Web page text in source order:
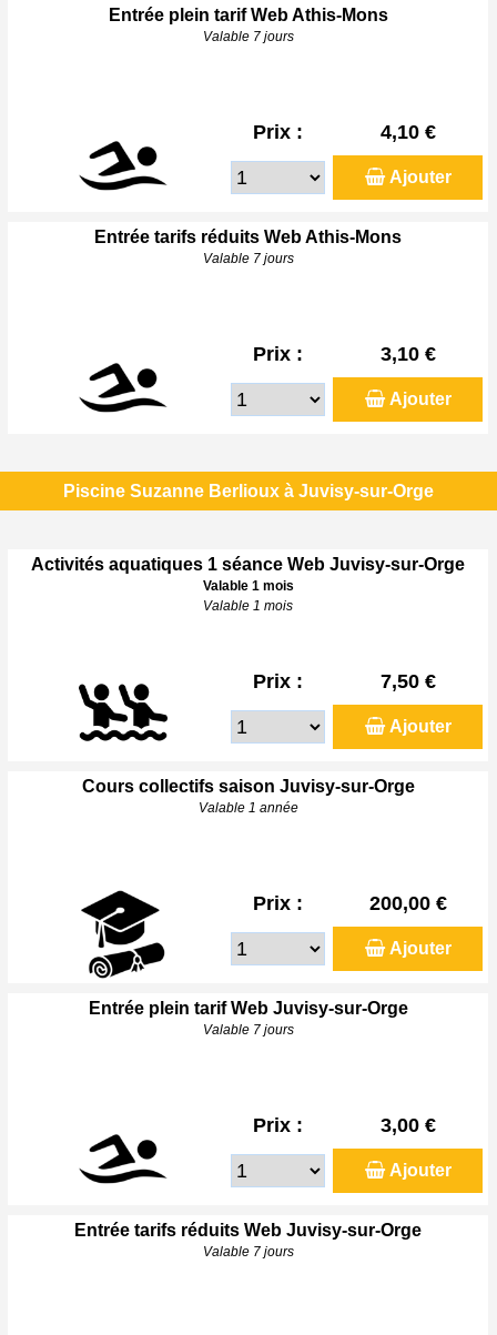
Entrée plein tarif Web Athis-Mons
Valable 7 jours
Prix : 4,10 €
Ajouter
Entrée tarifs réduits Web Athis-Mons
Valable 7 jours
Prix : 3,10 €
Ajouter
Piscine Suzanne Berlioux à Juvisy-sur-Orge
Activités aquatiques 1 séance Web Juvisy-sur-Orge
Valable 1 mois
Valable 1 mois
Prix : 7,50 €
Ajouter
Cours collectifs saison Juvisy-sur-Orge
Valable 1 année
Prix : 200,00 €
Ajouter
Entrée plein tarif Web Juvisy-sur-Orge
Valable 7 jours
Prix : 3,00 €
Ajouter
Entrée tarifs réduits Web Juvisy-sur-Orge
Valable 7 jours